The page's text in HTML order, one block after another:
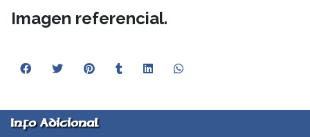
Imagen referencial.
Info Adicional